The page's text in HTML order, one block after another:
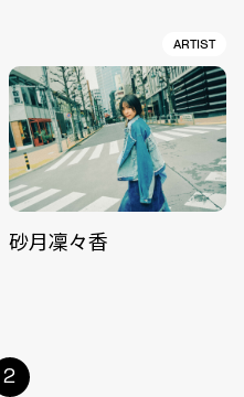
ARTIST
砂月凜々香
2